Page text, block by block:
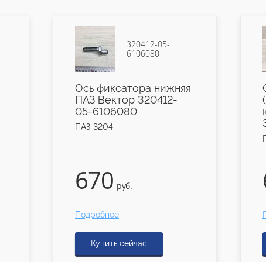
320412-05-
6106080
Ось фиксатора нижняя
ПАЗ Вектор 320412-
05-6106080
ПАЗ-3204
670 руб.
Подробнее
Купить сейчас